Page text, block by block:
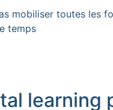
mobiliser toutes les
temps
learning